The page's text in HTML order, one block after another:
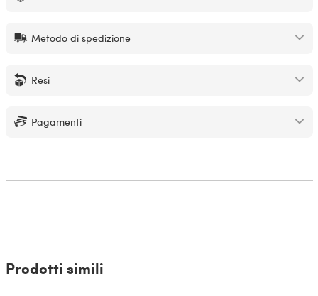
Metodo di spedizione
Resi
Pagamenti
Prodotti simili